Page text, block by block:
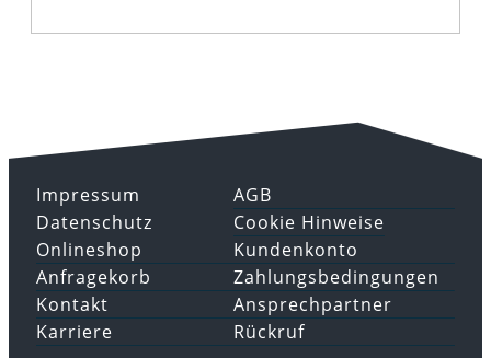
Impressum
Datenschutz
AGB
Cookie Hinweise
Onlineshop
Anfragekorb
Kundenkonto
Zahlungsbedingungen
Kontakt
Karriere
Ansprechpartner
Rückruf